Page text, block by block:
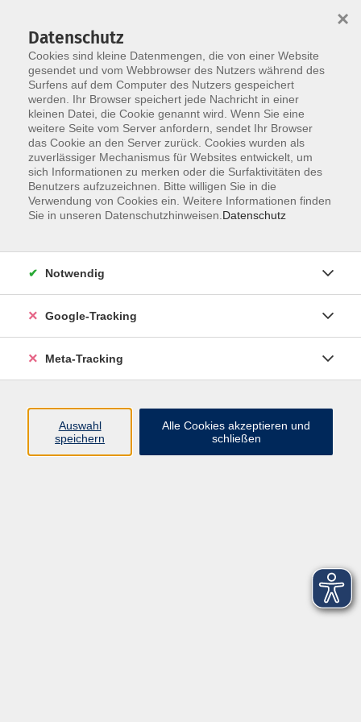
Skip to main content
Der Kurs konnte nicht gefunden werden.
Über uns
Datenschutz
Cookies sind kleine Datenmengen, die von einer Website
gesendet und vom Webbrowser des Nutzers während des
Surfens auf dem Computer des Nutzers gespeichert
werden. Ihr Browser speichert jede Nachricht in einer
kleinen Datei, die Cookie genannt wird. Wenn Sie eine
weitere Seite vom Server anfordern, sendet Ihr Browser
das Cookie an den Server zurück. Cookies wurden als
zuverlässiger Mechanismus für Websites entwickelt, um
sich Informationen zu merken oder die Surfaktivitäten des
Benutzers aufzuzeichnen. Bitte willigen Sie in die
Verwendung von Cookies ein. Weitere Informationen finden
Sie in unseren Datenschutzhinweisen. Datenschutz
×
Notwendig
Google-Tracking
Meta-Tracking
Auswahl
speichern
Alle Cookies akzeptieren und
schließen